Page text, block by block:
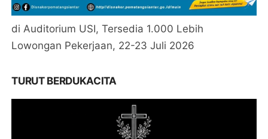
di Auditorium USI, Tersedia 1.000 Lebih
Lowongan Pekerjaan, 22-23 Juli 2026
TURUT BERDUKACITA